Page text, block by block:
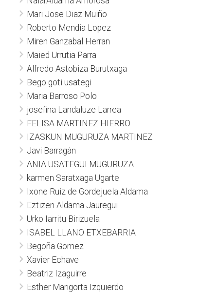
Mari Jose Diaz Muiño
Roberto Mendia Lopez
Miren Ganzabal Herran
Maied Urrutia Parra
Alfredo Astobiza Burutxaga
Bego goti usategi
Maria Barroso Polo
josefina Landaluze Larrea
FELISA MARTINEZ HIERRO
IZASKUN MUGURUZA MARTINEZ
Javi Barragán
ANIA USATEGUI MUGURUZA
karmen Saratxaga Ugarte
Ixone Ruiz de Gordejuela Aldama
Eztizen Aldama Jauregui
Urko Iarritu Birizuela
ISABEL LLANO ETXEBARRIA
Begoña Gomez
Xavier Echave
Beatriz Izaguirre
Esther Marigorta Izquierdo